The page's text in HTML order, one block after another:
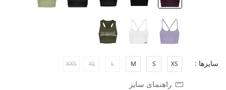
سایزها : XS
S
M
L
XL
XXS
راهنمای سایز